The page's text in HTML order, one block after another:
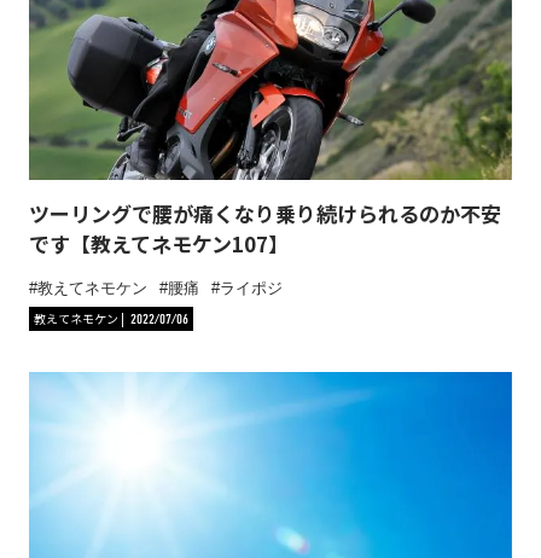
ツーリングで腰が痛くなり乗り続けられるのか不安
です【教えてネモケン107】
教えてネモケン 腰痛
ライポジ
教えてネモケン
2022/07/06